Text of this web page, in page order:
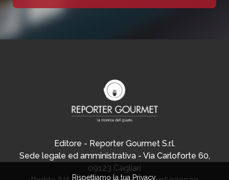
Editore - Reporter Gourmet S.r.l.
Sede legale ed amministrativa - Via Carloforte 60,
09123 Cagliari
Rispettiamo la tua Privacy.